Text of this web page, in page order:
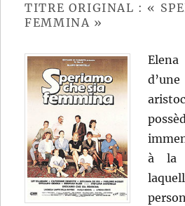
TITRE ORIGINAL : «
FEMMINA »
à la